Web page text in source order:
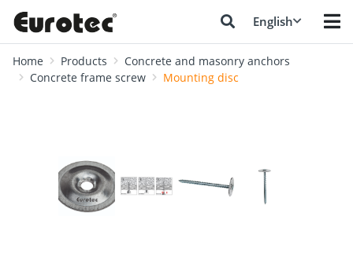
English
Home Products
Concrete and masonry anchors
Concrete frame screw
Mounting disc